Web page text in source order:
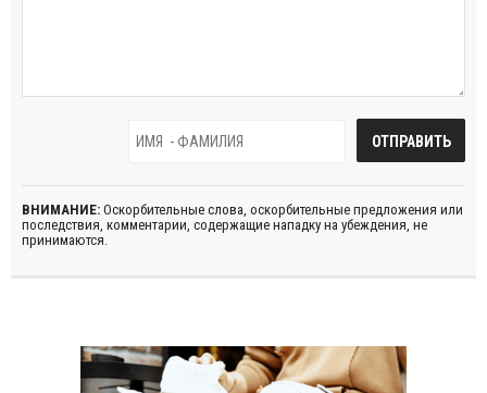
ВНИМАНИЕ: Оскорбительные слова, оскорбительные предложения или
последствия, комментарии, содержащие нападку на убеждения, не
принимаются.